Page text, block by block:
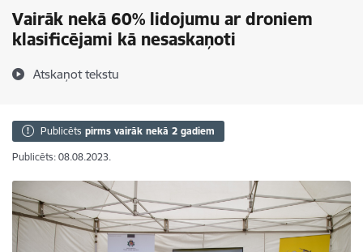
Vairāk nekā 60% lidojumu ar droniem
klasificējami kā nesaskaņoti
Atskaņot tekstu
Publicēts pirms vairāk nekā 2 gadiem
Publicēts: 08.08.2023.